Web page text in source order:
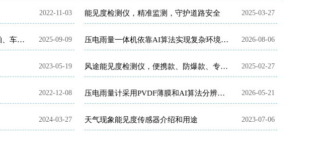
2022-11-03 能见度检测仪，精准监测，守护道路安全 2025-03-27
抗腐蚀便携能见度检测仪：适配船舶、车辆、高速等场景 2025-09-09 压电雨量一体机依靠AI算法实现复杂环境精准雨量监测 2026-08-06
2023-05-19 风途能见度检测仪，便携款、防爆款、专业款，如何选择？ 2025-02-27
2022-12-08 压电雨量计采用PVDF薄膜和AI算法分辨雨滴信号 2026-05-21
2024-03-27 天气现象能见度传感器介绍和用途 2023-07-06